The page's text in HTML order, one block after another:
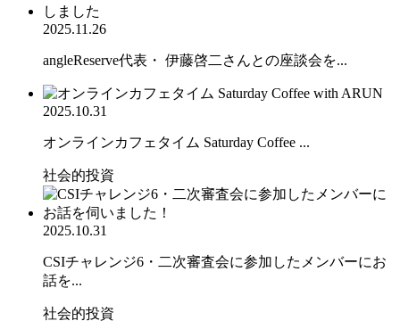
2025.11.26
angleReserve代表・ 伊藤啓二さんとの座談会を...
2025.10.31
オンラインカフェタイム Saturday Coffee ...
社会的投資
2025.10.31
CSIチャレンジ6・二次審査会に参加したメンバーにお
話を...
社会的投資